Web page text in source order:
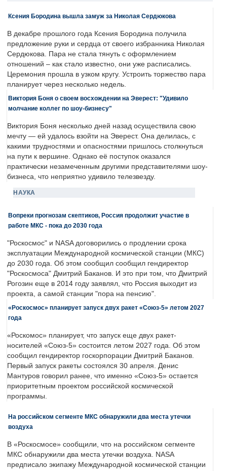
Ксения Бородина вышла замуж за Николая Сердюкова
В декабре прошлого года Ксения Бородина получила
предложение руки и сердца от своего избранника Николая
Сердюкова. Пара не стала тянуть с оформлением
отношений – как стало известно, они уже расписались.
Церемония прошла в узком кругу. Устроить торжество пара
планирует через несколько недель.
Виктория Боня о своем восхождении на Эверест: "Удивило
молчание коллег по шоу-бизнесу"
Виктория Боня несколько дней назад осуществила свою
мечту — ей удалось взойти на Эверест. Она делилась, с
какими трудностями и опасностями пришлось столкнуться
на пути к вершине. Однако её поступок оказался
практически незамеченным другими представителями шоу-
бизнеса, что неприятно удивило телезвезду.
НАУКА
Вопреки прогнозам скептиков, Россия продолжит участие в
работе МКС - пока до 2030 года
"Роскосмос" и NASA договорились о продлении срока
эксплуатации Международной космической станции (МКС)
до 2030 года. Об этом сообщил сообщил гендиректор
"Роскосмоса" Дмитрий Баканов. И это при том, что Дмитрий
Рогозин еще в 2014 году заявлял, что Россия выходит из
проекта, а самой станции "пора на пенсию".
«Роскосмос» планирует запуск двух ракет «Союз-5» летом 2027
года
«Роскомос» планирует, что запуск еще двух ракет-
носителей «Союз-5» состоится летом 2027 года. Об этом
сообщил гендиректор госкорпорации Дмитрий Баканов.
Первый запуск ракеты состоялся 30 апреля. Денис
Мантуров говорил ранее, что именно «Союз-5» остается
приоритетным проектом российской космической
программы.
На российском сегменте МКС обнаружили два места утечки
воздуха
В «Роскосмосе» сообщили, что на российском сегменте
МКС обнаружили два места утечки воздуха. NASA
предписало экипажу Международной космической станции